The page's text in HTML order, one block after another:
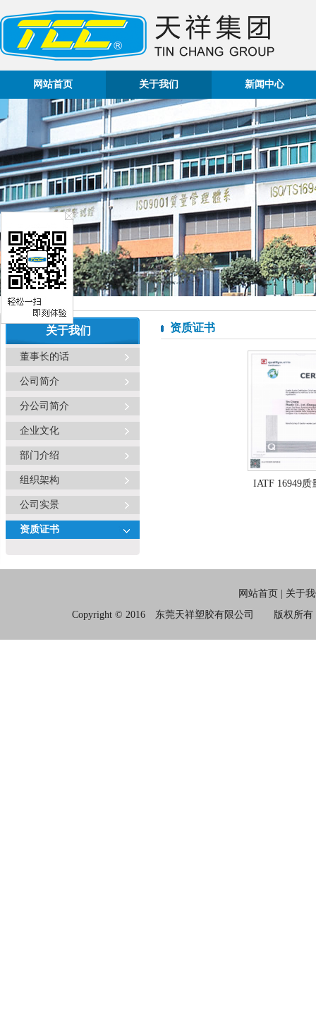
网站首页 关于我们 新闻中心
关于我们
董事长的话
公司简介
分公司简介
企业文化
部门介绍
组织架构
公司实景
资质证书
资质证书
IATF 16949
网站首页
关于
Copyright © 2016 东莞天祥塑胶有限公司 版权